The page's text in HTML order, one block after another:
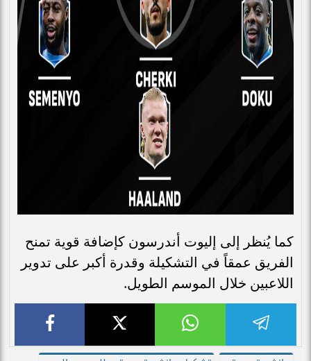
كما يُنظر إلى إليوت أندرسون كإضافة قوية تمنح
الفريق عمقاً في التشكيلة وقدرة أكبر على تدوير
اللاعبين خلال الموسم الطويل.